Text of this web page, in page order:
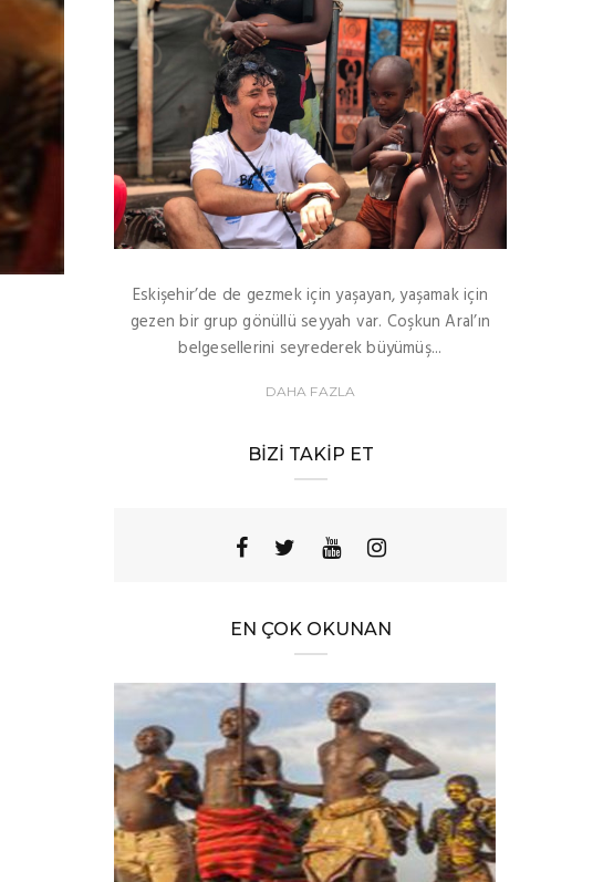
Eskişehir’de de gezmek için yaşayan, yaşamak için
gezen bir grup gönüllü seyyah var. Coşkun Aral’ın
belgesellerini seyrederek büyümüş...
DAHA FAZLA
BIZI TAKIP ET
EN ÇOK OKUNAN